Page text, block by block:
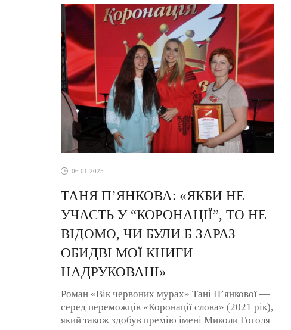
06.01.2025
ТАНЯ П’ЯНКОВА: «ЯКБИ НЕ
УЧАСТЬ У “КОРОНАЦІЇ”, ТО НЕ
ВІДОМО, ЧИ БУЛИ Б ЗАРАЗ
ОБИДВІ МОЇ КНИГИ
НАДРУКОВАНІ»
Роман «Вік червоних мурах» Тані П’янкової —
серед переможців «Коронації слова» (2021 рік),
який також здобув премію імені Миколи Гоголя